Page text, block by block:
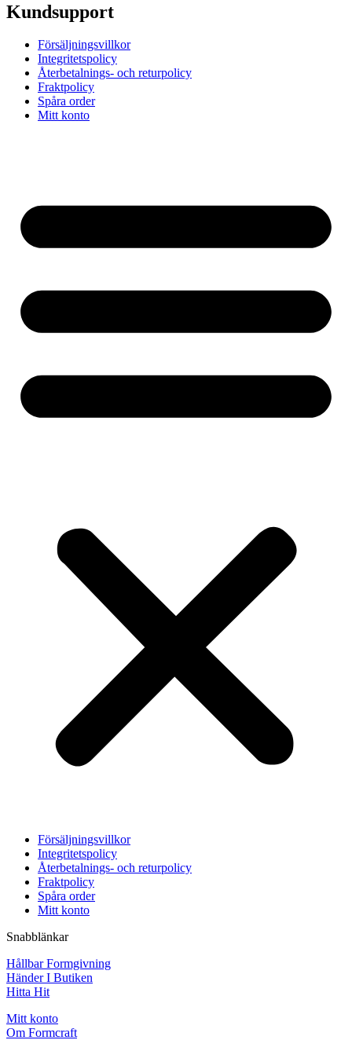
Kundsupport
Försäljningsvillkor
Integritetspolicy
Återbetalnings- och returpolicy
Fraktpolicy
Spåra order
Mitt konto
Försäljningsvillkor
Integritetspolicy
Återbetalnings- och returpolicy
Fraktpolicy
Spåra order
Mitt konto
Snabblänkar
Hållbar Formgivning
Händer I Butiken
Hitta Hit
Mitt konto
Om Formcraft